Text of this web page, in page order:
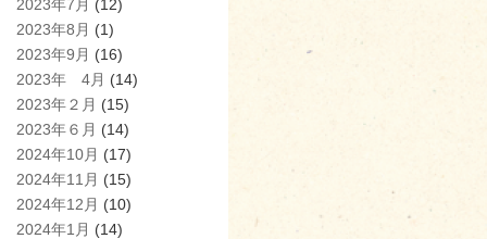
2023年7月 (12)
2023年8月 (1)
2023年9月 (16)
2023年 4月 (14)
2023年２月 (15)
2023年６月 (14)
2024年10月 (17)
2024年11月 (15)
2024年12月 (10)
2024年1月 (14)